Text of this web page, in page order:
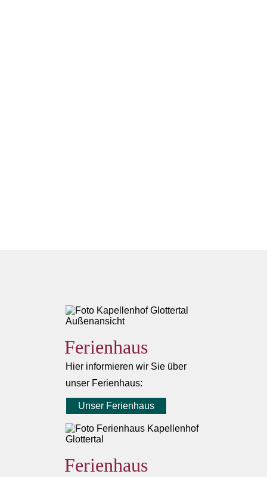
Ferienhaus
Hier informieren wir Sie über
unser Ferienhaus:
Unser Ferienhaus
Ferienhaus